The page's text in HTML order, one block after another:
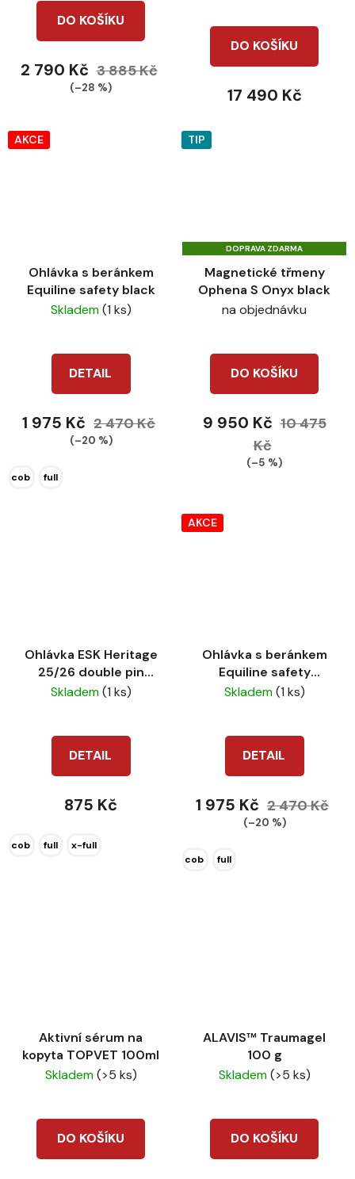
DO KOŠÍKU
2 790 Kč 3 885 Kč
(–28 %)
2,8
5
DO KOŠÍKU
17 490 Kč
AKCE
Ohlávka s beránkem
Equiline safety black
Skladem(1 ks)
DETAIL
1 975 Kč 2 470 Kč
(–20 %)
cob full
TIP
DOPRAVA ZDARMA
Magnetické třmeny
Ophena S Onyx black
na objednávku
DO KOŠÍKU
9 950 Kč 10 475
Kč
(–5 %)
Ohlávka ESK Heritage
25/26 double pin
cardamom
Skladem(1 ks)
DETAIL
875 Kč
cob full x-full
AKCE
Ohlávka s beránkem
Equiline safety
natural
Skladem(1 ks)
DETAIL
1 975 Kč 2 470 Kč
(–20 %)
cob full
Aktivní sérum na
kopyta TOPVET 100ml
Skladem(>5 ks)
DO KOŠÍKU
ALAVIS™ Traumagel
100 g
Skladem(>5 ks)
DO KOŠÍKU